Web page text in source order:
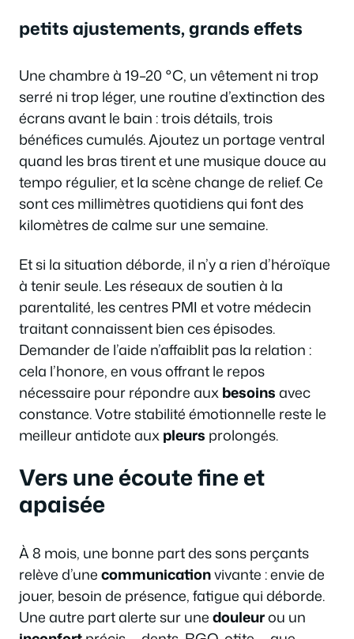
petits ajustements, grands effets
Une chambre à 19–20 °C, un vêtement ni trop
serré ni trop léger, une routine d’extinction des
écrans avant le bain : trois détails, trois
bénéfices cumulés. Ajoutez un portage ventral
quand les bras tirent et une musique douce au
tempo régulier, et la scène change de relief. Ce
sont ces millimètres quotidiens qui font des
kilomètres de calme sur une semaine.
Et si la situation déborde, il n’y a rien d’héroïque
à tenir seule. Les réseaux de soutien à la
parentalité, les centres PMI et votre médecin
traitant connaissent bien ces épisodes.
Demander de l’aide n’affaiblit pas la relation :
cela l’honore, en vous offrant le repos
nécessaire pour répondre auxbesoinsavec
constance. Votre stabilité émotionnelle reste le
meilleur antidote auxpleurs prolongés.
Vers une écoute fine et
apaisée
À 8 mois, une bonne part des sons perçants
relève d’unecommunicationvivante : envie de
jouer, besoin de présence, fatigue qui déborde.
Une autre part alerte sur unedouleurou un